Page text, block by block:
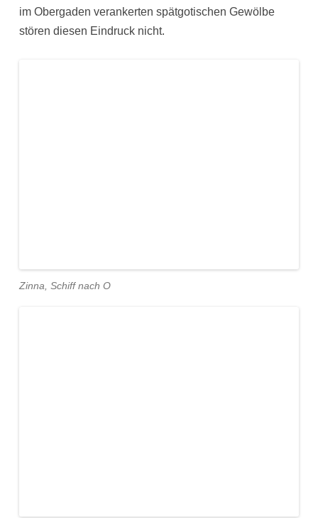
im Obergaden verankerten spätgotischen Gewölbe
stören diesen Eindruck nicht.
Zinna, Schiff nach O